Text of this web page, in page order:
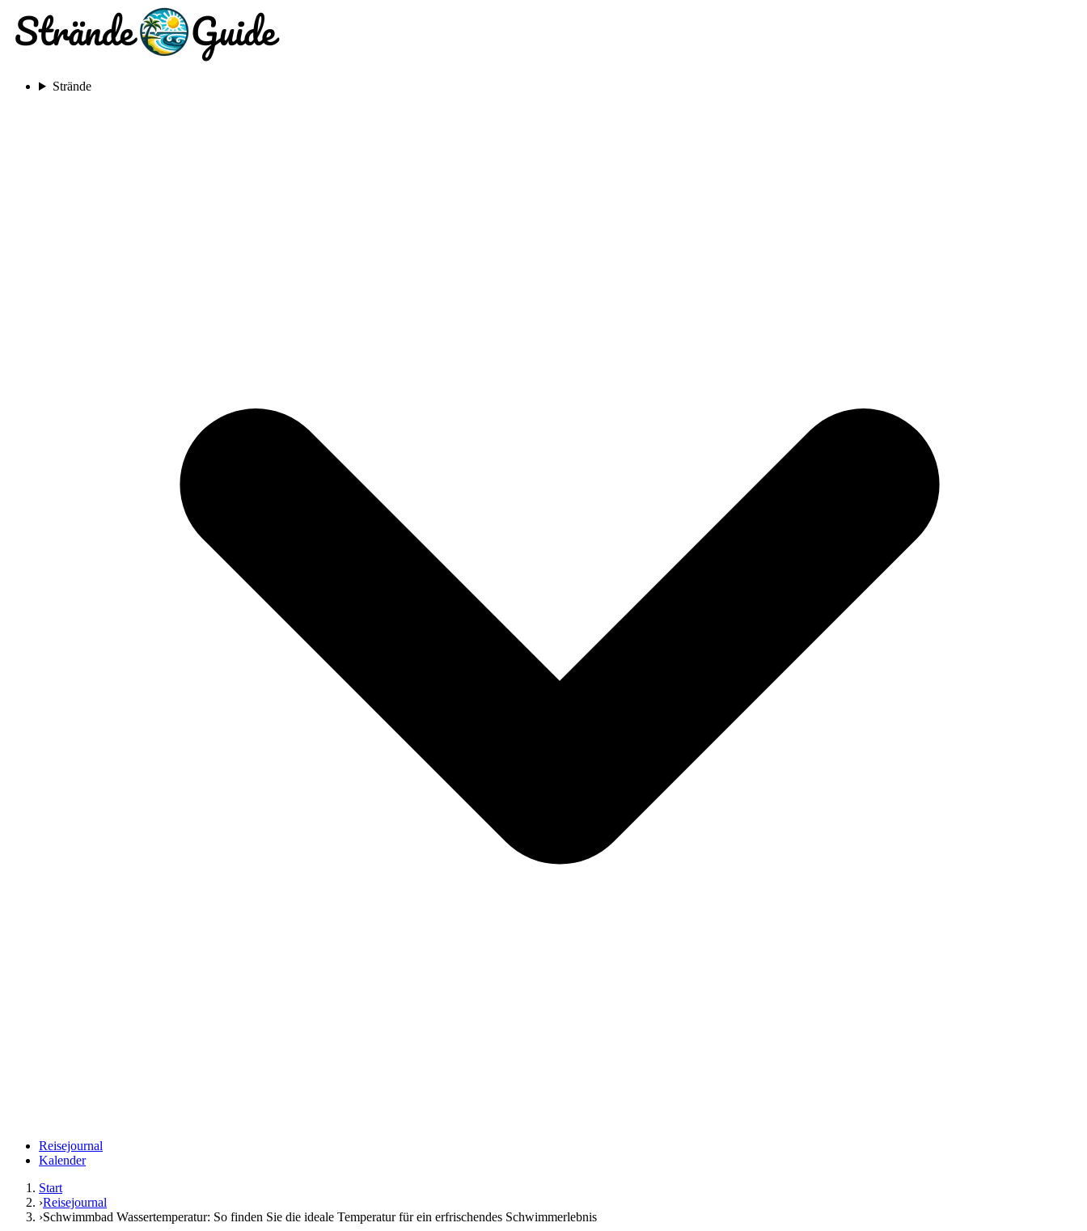
Strände
Reisejournal
Kalender
Start
›Reisejournal
›Schwimmbad Wassertemperatur: So finden Sie die ideale Temperatur für ein erfrischendes Schwimmerlebnis